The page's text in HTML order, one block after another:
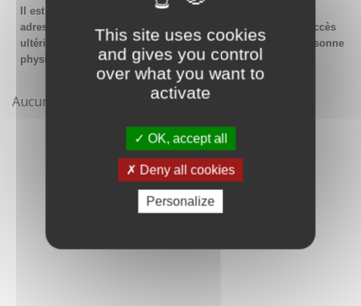
This site uses cookies
and gives you control
over what you want to
activate
OK, accept all
Deny all cookies
Personalize
Il est conseillé lors de la création du compte de saisir une
adresse email générique de l'organisme afin de garantir l'accès
ultérieur au compte même en cas de changement de la personne
physique gestionnaire.
Aucune démarche pour le moment